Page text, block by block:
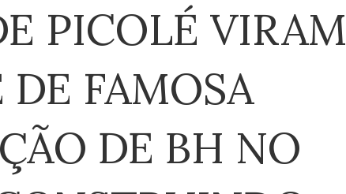
PICOLÉ VIRAM
FAMOSA
DE BH NO